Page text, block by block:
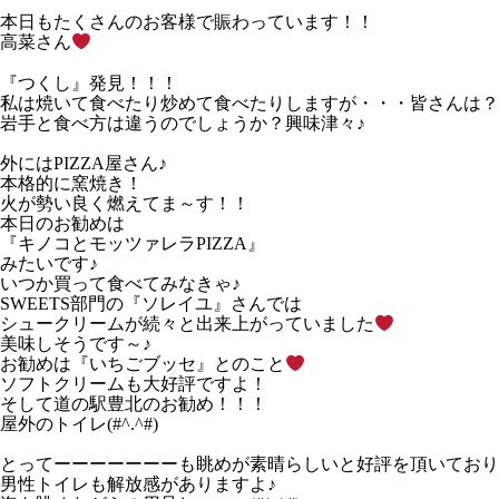
本日もたくさんのお客様で賑わっています！！
高菜さん
『つくし』発見！！！
私は焼いて食べたり炒めて食べたりしますが・・・皆さんは？
岩手と食べ方は違うのでしょうか？興味津々♪
外にはPIZZA屋さん♪
本格的に窯焼き！
火が勢い良く燃えてま～す！！
本日のお勧めは
『キノコとモッツァレラPIZZA』
みたいです♪
いつか買って食べてみなきゃ♪
SWEETS部門の『ソレイユ』さんでは
シュークリームが続々と出来上がっていました
美味しそうです～♪
お勧めは『いちごブッセ』とのこと
ソフトクリームも大好評ですよ！
そして道の駅豊北のお勧め！！！
屋外のトイレ(#^.^#)
とってーーーーーーーも眺めが素晴らしいと好評を頂いており
男性トイレも解放感がありますよ♪